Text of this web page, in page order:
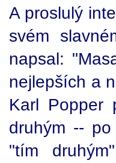
A proslulý
svém
napsal:
nejlepších a
Karl Popper
druhým --
"tím